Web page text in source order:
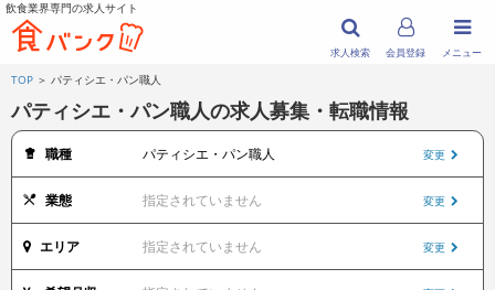
飲食業界専門の求人サイト
メニュー
求人検索 会員登録
TOP ＞ パティシエ・パン職人
パティシエ・パン職人の求人募集・転職情報
職種 パティシエ・パン職人 変更
業態 指定されていません 変更
エリア 指定されていません 変更